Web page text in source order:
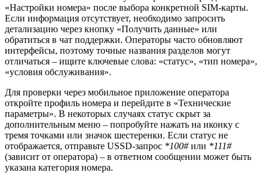
«Настройки номера» после выбора конкретной SIM-карты.
Если информация отсутствует, необходимо запросить
детализацию через кнопку «Получить данные» или
обратиться в чат поддержки. Операторы часто обновляют
интерфейсы, поэтому точные названия разделов могут
отличаться – ищите ключевые слова: «статус», «тип номера»,
«условия обслуживания».
Для проверки через мобильное приложение оператора
откройте профиль номера и перейдите в «Технические
параметры». В некоторых случаях статус скрыт за
дополнительным меню – попробуйте нажать на иконку с
тремя точками или значок шестеренки. Если статус не
отображается, отправьте USSD-запрос *100#или *111#
(зависит от оператора) – в ответном сообщении может быть
указана категория номера.